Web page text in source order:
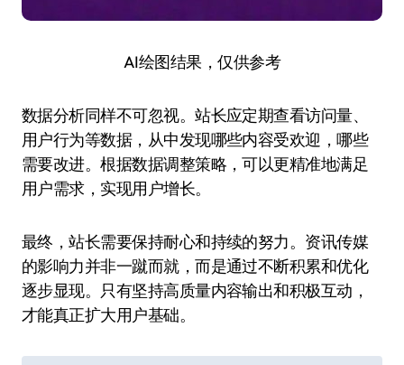
AI绘图结果，仅供参考
数据分析同样不可忽视。站长应定期查看访问量、
用户行为等数据，从中发现哪些内容受欢迎，哪些
需要改进。根据数据调整策略，可以更精准地满足
用户需求，实现用户增长。
最终，站长需要保持耐心和持续的努力。资讯传媒
的影响力并非一蹴而就，而是通过不断积累和优化
逐步显现。只有坚持高质量内容输出和积极互动，
才能真正扩大用户基础。